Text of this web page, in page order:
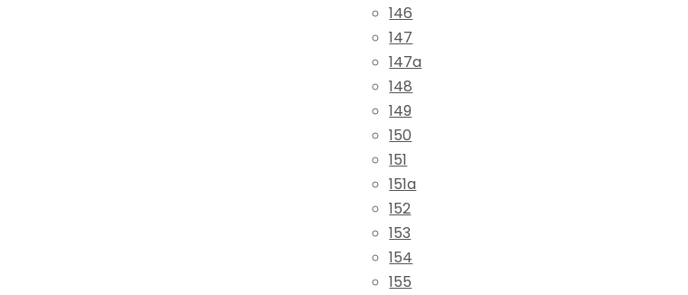
146
147
147a
148
149
150
151
151a
152
153
154
155